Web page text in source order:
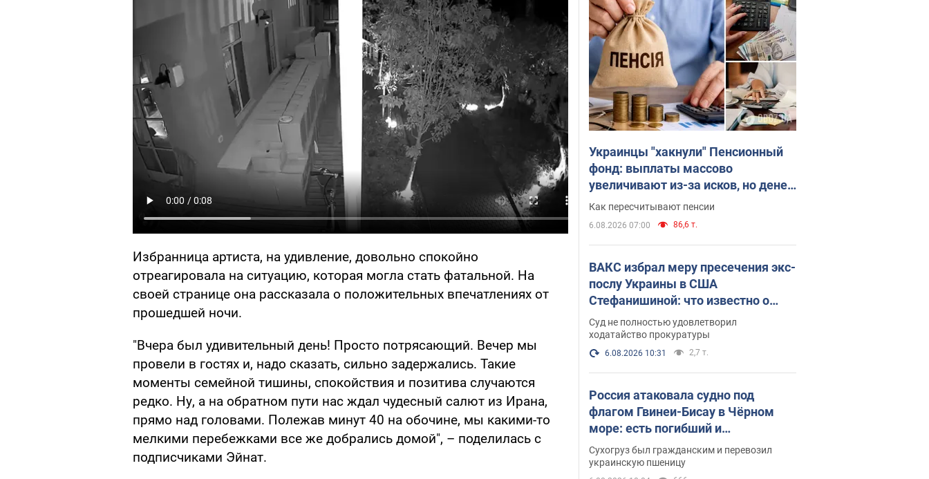
Избранница артиста, на удивление, довольно спокойно
отреагировала на ситуацию, которая могла стать фатальной. На
своей странице она рассказала о положительных впечатлениях от
прошедшей ночи.
"Вчера был удивительный день! Просто потрясающий. Вечер мы
провели в гостях и, надо сказать, сильно задержались. Такие
моменты семейной тишины, спокойствия и позитива случаются
редко. Ну, а на обратном пути нас ждал чудесный салют из Ирана,
прямо над головами. Полежав минут 40 на обочине, мы какими-то
мелкими перебежками все же добрались домой", – поделилась с
подписчиками Эйнат.
Украинцы "хакнули" Пенсионный
фонд: выплаты массово
увеличивают из-за исков, но денег
не хватает
Как пересчитывают пенсии
6.08.2026 07:00 86,6 т.
ВАКС избрал меру пресечения экс-
послу Украины в США
Стефанишиной: что известно о
деле
Суд не полностью удовлетворил
ходатайство прокуратуры
6.08.2026 10:31 2,7 т.
Россия атаковала судно под
флагом Гвинеи-Бисау в Чёрном
море: есть погибший и
пострадавшие
Сухогруз был гражданским и перевозил
украинскую пшеницу